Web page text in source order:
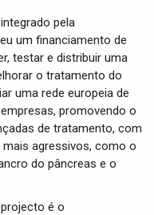
pela
um financiamento de
testar e distribuir uma
o tratamento do
uma rede europeia de
promovendo o
de tratamento, com
agressivos, como o
do pâncreas e o
é o